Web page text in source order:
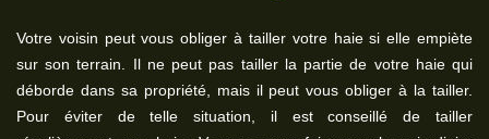
Votre voisin peut vous obliger à tailler votre haie si elle empiète
sur son terrain. Il ne peut pas tailler la partie de votre haie qui
déborde dans sa propriété, mais il peut vous obliger à la tailler.
Pour éviter de telle situation, il est conseillé de tailler